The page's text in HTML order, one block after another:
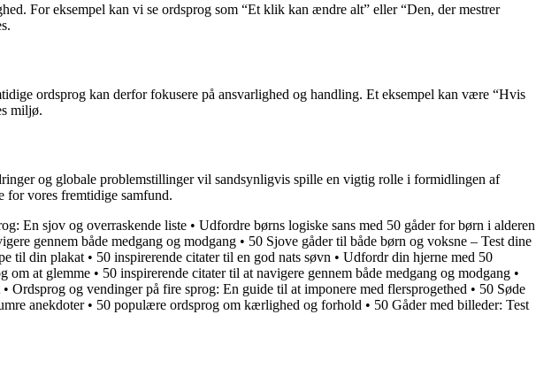
For eksempel kan vi se ordsprog som “Et klik kan ændre alt” eller “Den, der mestrer
ordsprog kan derfor fokusere på ansvarlighed og handling. Et eksempel kan være “Hvis
miljø.
og globale problemstillinger vil sandsynligvis spille en vigtig rolle i formidlingen af
for vores fremtidige samfund.
En sjov og overraskende liste • Udfordre børns logiske sans med 50 gåder for børn i alderen
gennem både medgang og modgang • 50 Sjove gåder til både børn og voksne – Test dine
til din plakat • 50 inspirerende citater til en god nats søvn • Udfordr din hjerne med 50
om at glemme • 50 inspirerende citater til at navigere gennem både medgang og modgang •
• Ordsprog og vendinger på fire sprog: En guide til at imponere med flersprogethed • 50 Søde
anekdoter• 50 populære ordsprog om kærlighed og forhold • 50 Gåder med billeder: Test